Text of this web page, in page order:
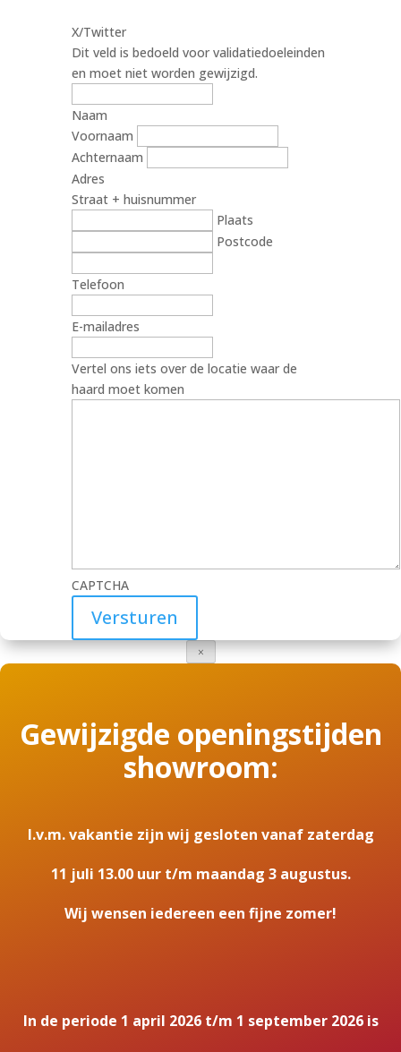
X/Twitter
Dit veld is bedoeld voor validatiedoeleinden
en moet niet worden gewijzigd.
Naam
Voornaam
Achternaam
Adres
Straat + huisnummer
Plaats
Postcode
Telefoon
E-mailadres
Vertel ons iets over de locatie waar de
haard moet komen
CAPTCHA
×
Gewijzigde openingstijden
showroom:
I.v.m. vakantie zijn wij gesloten vanaf zaterdag
11 juli 13.00 uur t/m maandag 3 augustus.
Wij wensen iedereen een fijne zomer!
In de periode 1 april 2026 t/m 1 september 2026 is